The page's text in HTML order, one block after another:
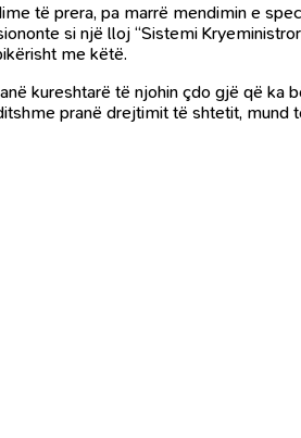
të prera, pa marrë mendimin e
si një lloj “Sistemi
me këtë.
kureshtarë të njohin çdo gjë që ka
pranë drejtimit të shtetit, mund